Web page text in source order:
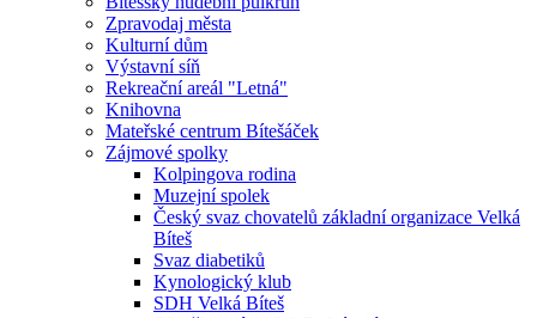
Zpravodaj města
Kulturní dům
Výstavní síň
Rekreační areál "Letná"
Knihovna
Mateřské centrum Bítešáček
Zájmové spolky
Kolpingova rodina
Muzejní spolek
Český svaz chovatelů základní organizace Velká
Bíteš
Svaz diabetiků
Kynologický klub
SDH Velká Bíteš